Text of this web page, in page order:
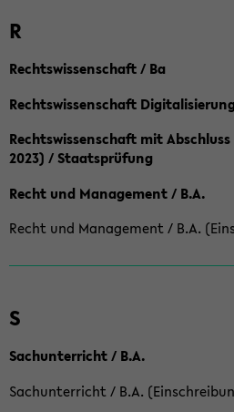
R
Rechtswissenschaft / Ba
Rechtswissenschaft
Rechtswissenschaft mit Abschluss
2023) / Staatsprüfung
Recht und Management / B.A.
Recht und Management / B.A.
S
Sachunterricht / B.A.
Sachunterricht / B.A.